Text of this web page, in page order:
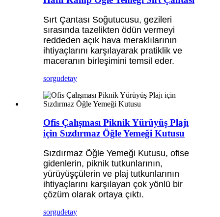
Sırt Çantası Soğutucusu, gezileri
sırasında tazelikten ödün vermeyi
reddeden açık hava meraklılarının
ihtiyaçlarını karşılayarak pratiklik ve
maceranın birleşimini temsil eder.
sorgudetay
Ofis Çalışması Piknik Yürüyüş Plajı
için Sızdırmaz Öğle Yemeği Kutusu
Sızdırmaz Öğle Yemeği Kutusu, ofise
gidenlerin, piknik tutkunlarının,
yürüyüşçülerin ve plaj tutkunlarının
ihtiyaçlarını karşılayan çok yönlü bir
çözüm olarak ortaya çıktı.
sorgudetay